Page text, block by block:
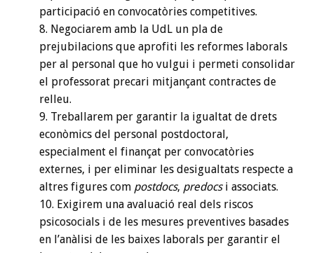
participació en convocatòries competitives.
Negociarem amb la UdL un pla de
prejubilacions que aprofiti les reformes laborals
per al personal que ho vulgui i permeti consolidar
el professorat precari mitjançant contractes de
relleu.
Treballarem per garantir la igualtat de drets
econòmics del personal postdoctoral,
especialment el finançat per convocatòries
externes, i per eliminar les desigualtats respecte a
altres figures com postdocs, predocsi associats.
Exigirem una avaluació real dels riscos
psicosocials i de les mesures preventives basades
en l’anàlisi de les baixes laborals per garantir el